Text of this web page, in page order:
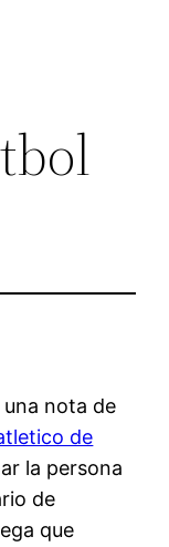
una nota de
de
la persona
de
que